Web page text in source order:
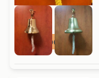
GOEDKOOPSTE IN NL